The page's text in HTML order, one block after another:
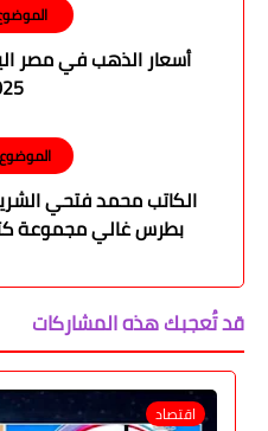
الكاتب محمد فتحي
بطرس غالي مجموعة
قد تُعجبك هذه المشاركات
اقتصاد